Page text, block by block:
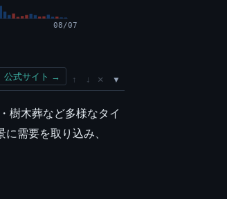
08/07
公式サイト → ↑ ↓ ×
樹木葬など多様なタイ
需要を取り込み、